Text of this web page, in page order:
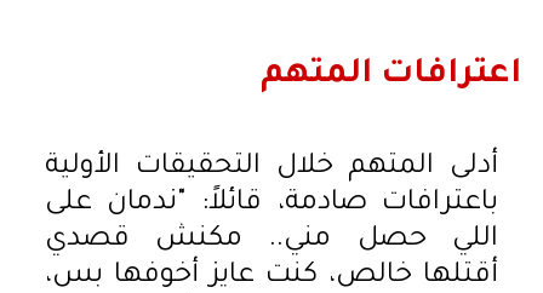
اعترافات المتهم
أدلى المتهم خلال التحقيقات الأولية
باعترافات صادمة، قائلاً: "ندمان على
اللي حصل مني.. مكنش قصدي
أقتلها خالص، كنت عايز أخوفها بس،